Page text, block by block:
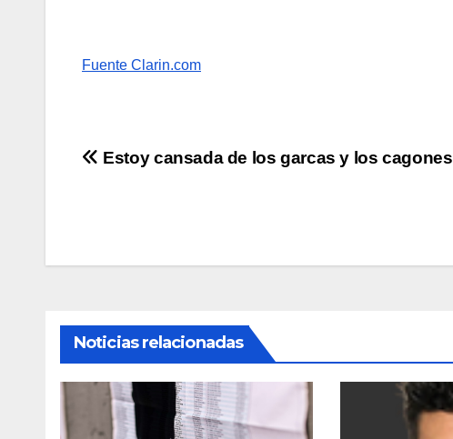
Fuente Clarin.com
Navegación
Estoy cansada de los garcas y los cagones
Noticias relacionadas